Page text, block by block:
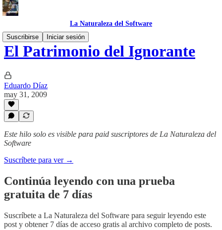
La Naturaleza del Software
Suscribirse
Iniciar sesión
El Patrimonio del Ignorante
Eduardo Díaz
may 31, 2009
Este hilo solo es visible para paid suscriptores de La Naturaleza del
Software
Suscríbete para ver →
Continúa leyendo con una prueba
gratuita de 7 días
Suscríbete a La Naturaleza del Software para seguir leyendo este
post y obtener 7 días de acceso gratis al archivo completo de posts.